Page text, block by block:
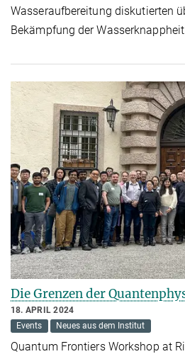
Wasseraufbereitung diskutierten
Bekämpfung der
Die Grenzen der
18. APRIL 2024
Events
Neues aus dem Institut
Quantum Frontiers Workshop at